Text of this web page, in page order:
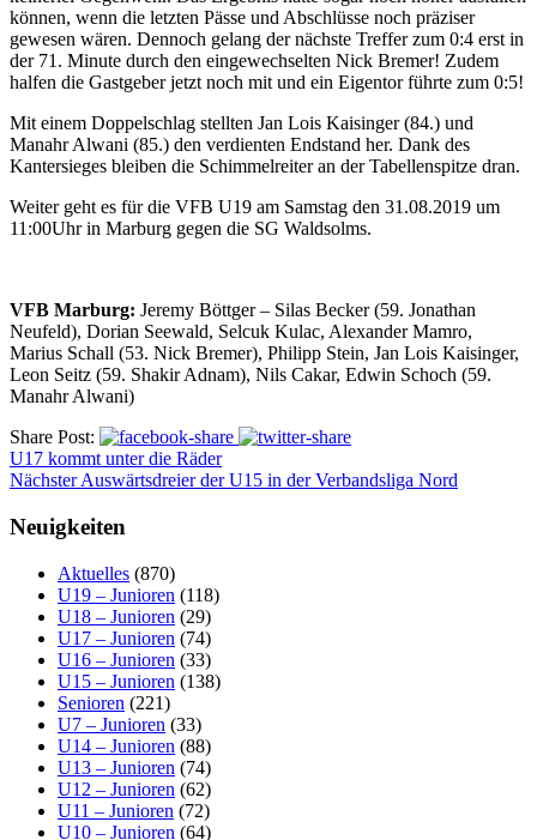
können, wenn die letzten Pässe und Abschlüsse noch präziser
gewesen wären. Dennoch gelang der nächste Treffer zum 0:4 erst in
der 71. Minute durch den eingewechselten Nick Bremer! Zudem
halfen die Gastgeber jetzt noch mit und ein Eigentor führte zum 0:5!
Mit einem Doppelschlag stellten Jan Lois Kaisinger (84.) und
Manahr Alwani (85.) den verdienten Endstand her. Dank des
Kantersieges bleiben die Schimmelreiter an der Tabellenspitze dran.
Weiter geht es für die VFB U19 am Samstag den 31.08.2019 um
11:00Uhr in Marburg gegen die SG Waldsolms.
VFB Marburg: Jeremy Böttger – Silas Becker (59. Jonathan
Neufeld), Dorian Seewald, Selcuk Kulac, Alexander Mamro,
Marius Schall (53. Nick Bremer), Philipp Stein, Jan Lois Kaisinger,
Leon Seitz (59. Shakir Adnam), Nils Cakar, Edwin Schoch (59.
Manahr Alwani)
Share Post:
U17 kommt unter die Räder
Nächster Auswärtsdreier der U15 in der Verbandsliga Nord
Neuigkeiten
Aktuelles (870)
U19 – Junioren (118)
U18 – Junioren (29)
U17 – Junioren (74)
U16 – Junioren (33)
U15 – Junioren (138)
Senioren (221)
U7 – Junioren (33)
U14 – Junioren (88)
U13 – Junioren (74)
U12 – Junioren (62)
U11 – Junioren (72)
U10 – Junioren (64)